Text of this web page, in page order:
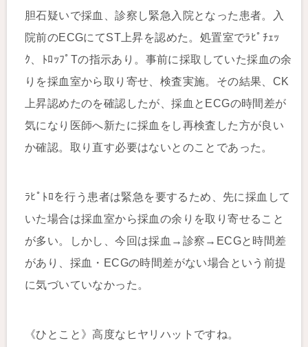
胆石疑いで採血、診察し緊急入院となった患者。入
院前のECGにてST上昇を認めた。処置室でﾗﾋﾟﾁｪｯ
ｸ、ﾄﾛｯﾌﾟTの指示あり。事前に採取していた採血の余
りを採血室から取り寄せ、検査実施。その結果、CK
上昇認めたのを確認したが、採血とECGの時間差が
気になり医師へ新たに採血をし再検査した方が良い
か確認。取り直す必要はないとのことであった。
ﾗﾋﾟﾄﾛを行う患者は緊急を要するため、先に採血して
いた場合は採血室から採血の余りを取り寄せること
が多い。しかし、今回は採血→診察→ECGと時間差
があり、採血・ECGの時間差がない場合という前提
に気づいていなかった。
《ひとこと》高度なヒヤリハットですね。